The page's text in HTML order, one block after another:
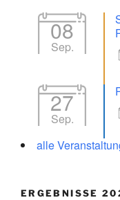
08
Sep.
27
Sep.
alle
ERGEBNISSE